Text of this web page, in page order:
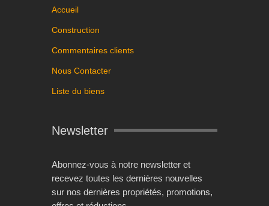
Accueil
Construction
Commentaires clients
Nous Contacter
Liste du biens
Newsletter
Abonnez-vous à notre newsletter et
recevez toutes les dernières nouvelles
sur nos dernières propriétés, promotions,